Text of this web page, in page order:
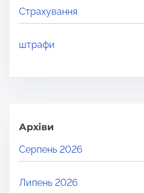
Страхування
штрафи
Архіви
Серпень 2026
Липень 2026